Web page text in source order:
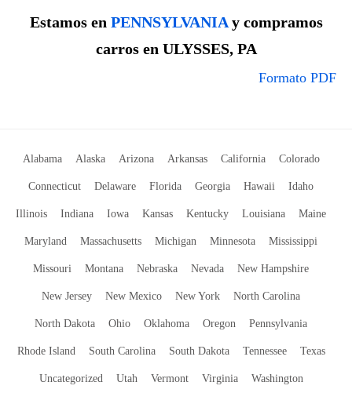
Estamos en PENNSYLVANIAy compramos
carros en ULYSSES, PA
Formato PDF
Alabama Alaska Arizona Arkansas California Colorado
Connecticut Delaware Florida Georgia Hawaii Idaho
Illinois Indiana Iowa Kansas Kentucky Louisiana Maine
Maryland Massachusetts Michigan Minnesota Mississippi
Missouri Montana Nebraska Nevada New Hampshire
New Jersey New Mexico New York North Carolina
North Dakota Ohio Oklahoma Oregon Pennsylvania
Rhode Island South Carolina South Dakota Tennessee Texas
Uncategorized Utah Vermont Virginia Washington